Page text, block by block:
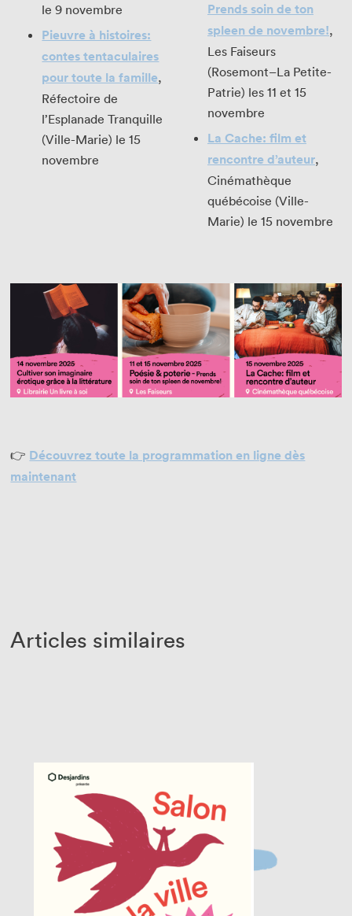
le 9 novembre
Pieuvre à histoires:
contes tentaculaires
pour toute la famille,
Réfectoire de
l’Esplanade Tranquille
(Ville-Marie) le 15
novembre
Prends soin de ton
spleen de novembre!,
Les Faiseurs
(Rosemont–La Petite-
Patrie) les 11 et 15
novembre
La Cache: film et
rencontre d’auteur,
Cinémathèque
québécoise (Ville-
Marie) le 15 novembre
👉 Découvrez toute la programmation en ligne dès
maintenant
Articles similaires